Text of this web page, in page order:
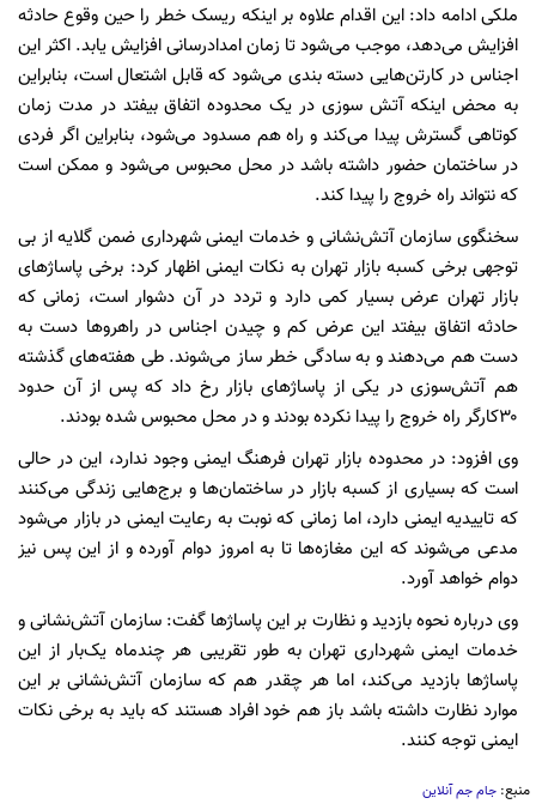
ملکی ادامه داد: این اقدام علاوه بر اینکه ریسک خطر را حین وقوع حادثه
افزایش می‌دهد، موجب می‌شود تا زمان امدادرسانی افزایش یابد. اکثر این
اجناس در کارتن‌هایی دسته بندی می‌شود که قابل اشتعال است، بنابراین
به محض اینکه آتش‌ سوزی در یک محدوده اتفاق بیفتد در مدت زمان
کوتاهی گسترش پیدا می‌کند و راه هم مسدود می‌شود، بنابراین اگر فردی
در ساختمان حضور داشته باشد در محل محبوس می‌شود و ممکن است
که نتواند راه خروج را پیدا کند.
سخنگوی سازمان آتش‌نشانی و خدمات ایمنی شهرداری ضمن گلایه از بی
توجهی برخی کسبه بازار تهران به نکات ایمنی اظهار کرد: برخی پاساژهای
بازار تهران عرض بسیار کمی دارد و تردد در آن دشوار است، زمانی که
حادثه اتفاق بیفتد این عرض کم و چیدن اجناس در راهروها دست به
دست هم می‌دهند و به سادگی خطر ساز می‌شوند. طی هفته‌های گذشته
هم آتش‌سوزی در یکی از پاساژهای بازار رخ داد که پس از آن حدود
۳۰کارگر راه خروج را پیدا نکرده بودند و در محل محبوس شده بودند.
وی افزود: در محدوده بازار تهران فرهنگ ایمنی وجود ندارد، این در حالی
است که بسیاری از کسبه بازار در ساختمان‌ها و برج‌هایی زندگی می‌کنند
که تاییدیه ایمنی دارد، اما زمانی که نوبت به رعایت ایمنی در بازار می‌شود
مدعی می‌شوند که این مغازه‌ها تا به امروز دوام آورده و از این پس نیز
دوام خواهد آورد.
وی درباره نحوه بازدید و نظارت بر این پاساژها گفت: سازمان آتش‌نشانی و
خدمات ایمنی شهرداری تهران به طور تقریبی هر چندماه یک‌بار از این
پاساژها بازدید می‌کند، اما هر چقدر هم که سازمان آتش‌نشانی بر این
موارد نظارت داشته باشد باز هم خود افراد هستند که باید به برخی نکات
ایمنی توجه کنند.
منبع: جام جم آنلاین